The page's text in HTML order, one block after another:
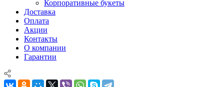
Корпоративные букеты
Доставка
Оплата
Акции
Контакты
О компании
Гарантии